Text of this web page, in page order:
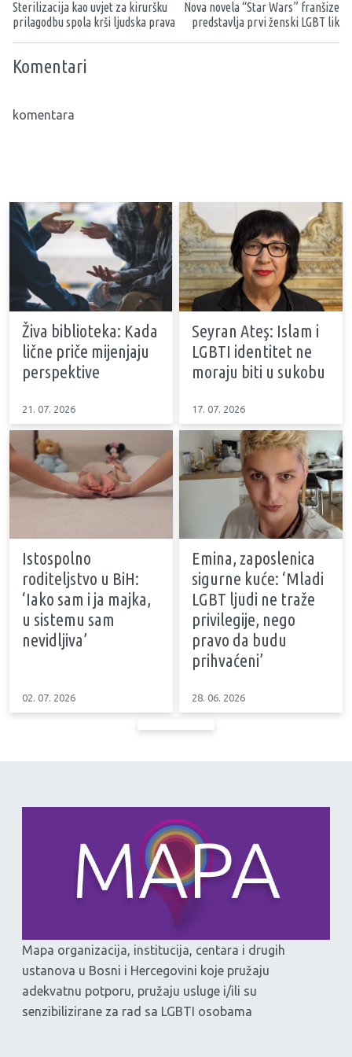
Sterilizacija kao uvjet za kiruršku
prilagodbu spola krši ljudska prava
Nova novela “Star Wars” franšize
predstavlja prvi ženski LGBT lik
Komentari
komentara
Živa biblioteka: Kada
lične priče mijenjaju
perspektive
21. 07. 2026
Seyran Ateş: Islam i
LGBTI identitet ne
moraju biti u sukobu
17. 07. 2026
Istospolno
roditeljstvo u BiH:
‘Iako sam i ja majka,
u sistemu sam
nevidljiva’
02. 07. 2026
Emina, zaposlenica
sigurne kuće: ‘Mladi
LGBT ljudi ne traže
privilegije, nego
pravo da budu
prihvaćeni’
28. 06. 2026
Mapa organizacija, institucija, centara i drugih
ustanova u Bosni i Hercegovini koje pružaju
adekvatnu potporu, pružaju usluge i/ili su
senzibilizirane za rad sa LGBTI osobama